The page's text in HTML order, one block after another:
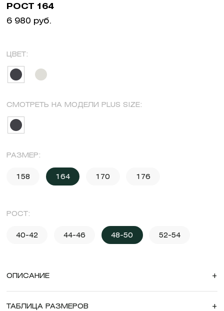
РОСТ 164
6 980 руб.
ЦВЕТ:
СМОТРЕТЬ НА МОДЕЛИ PLUS SIZE:
РАЗМЕР:
158 164 170 176
РОСТ:
40-42 44-46 48-50 52-54
ОПИСАНИЕ +
ТАБЛИЦА РАЗМЕРОВ +